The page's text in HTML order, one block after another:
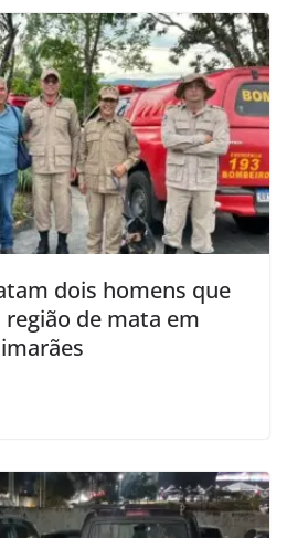
dois homens que
de mata em